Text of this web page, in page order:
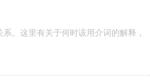
。这里有关于何时该用介词的解释，